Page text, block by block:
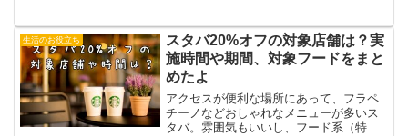
日、ふと気づきました。義母と話してい
て、どうも最近、健康関連...
生活のお役立ち
スタバ20%オフの対象店舗は？実
施時間や期間、対象フードをまと
めたよ
アクセスが便利な場所にあって、フラペ
チーノなどおしゃれなメニューが多いス
タバ。雰囲気もいいし、フード系（特に